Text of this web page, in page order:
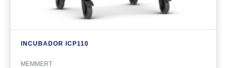
INCUBADOR ICP110
MEMMERT